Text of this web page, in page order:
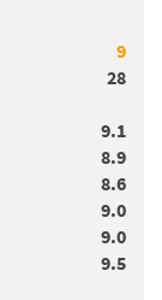
9
28
9.1
8.9
8.6
9.0
9.0
9.5